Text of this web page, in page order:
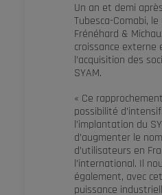
Un an et demi
Tubesca-Comabi,
Frénéhard &
croissance externe
l’acquisition des
SYAM.
« Ce
possibilité
l’implantation du
d’augmenter le
d’utilisateurs en
l’international. Il
également, avec
puissance